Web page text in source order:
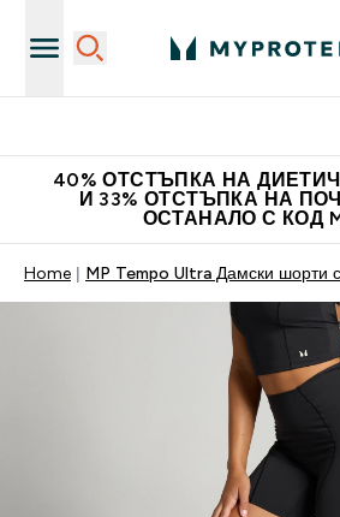
40% ОТСТЪПКА НА
И 33% ОТСТЪПКА НА
ОСТАНАЛО С КОД
Home MP Tempo Ultra Дамски шорти